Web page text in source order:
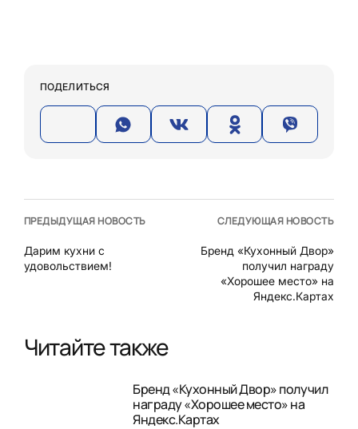
ПОДЕЛИТЬСЯ
ПРЕДЫДУЩАЯ НОВОСТЬ
Дарим кухни с
удовольствием!
СЛЕДУЮЩАЯ НОВОСТЬ
Бренд «Кухонный Двор»
получил награду
«Хорошее место» на
Яндекс.Картах
Читайте также
Бренд «Кухонный Двор» получил
награду «Хорошее место» на
Яндекс.Картах